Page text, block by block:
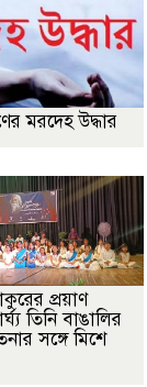
মরদেহ উদ্ধার
প্রয়াণ
তিনি বাঙালির
সঙ্গে মিশে